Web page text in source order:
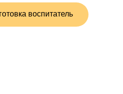
воспитатель